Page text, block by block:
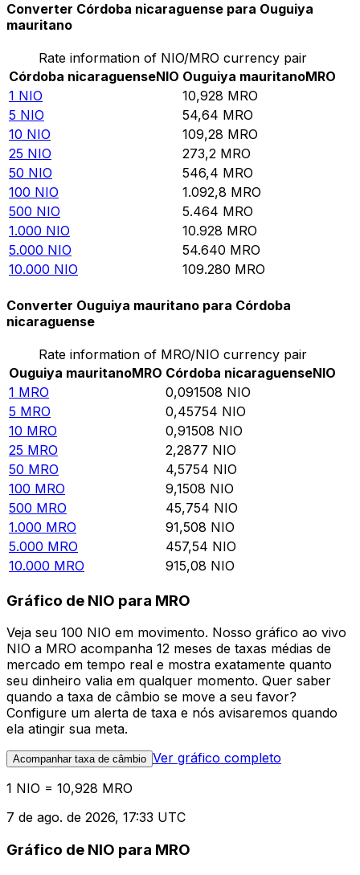
Converter Córdoba nicaraguense para Ouguiya
mauritano
Rate information of NIO/MRO currency pair
Córdoba nicaraguenseNIO Ouguiya mauritanoMRO
1 NIO 10,928 MRO
5 NIO 54,64 MRO
10 NIO 109,28 MRO
25 NIO 273,2 MRO
50 NIO 546,4 MRO
100 NIO 1.092,8 MRO
500 NIO 5.464 MRO
1.000 NIO 10.928 MRO
5.000 NIO 54.640 MRO
10.000 NIO 109.280 MRO
Converter Ouguiya mauritano para Córdoba
nicaraguense
Rate information of MRO/NIO currency pair
Ouguiya mauritanoMRO Córdoba nicaraguenseNIO
1 MRO 0,091508 NIO
5 MRO 0,45754 NIO
10 MRO 0,91508 NIO
25 MRO 2,2877 NIO
50 MRO 4,5754 NIO
100 MRO 9,1508 NIO
500 MRO 45,754 NIO
1.000 MRO 91,508 NIO
5.000 MRO 457,54 NIO
10.000 MRO 915,08 NIO
Gráfico de NIO para MRO
Veja seu 100 NIO em movimento. Nosso gráfico ao vivo
NIO a MRO acompanha 12 meses de taxas médias de
mercado em tempo real e mostra exatamente quanto
seu dinheiro valia em qualquer momento. Quer saber
quando a taxa de câmbio se move a seu favor?
Configure um alerta de taxa e nós avisaremos quando
ela atingir sua meta.
Acompanhar taxa de câmbio Ver gráfico completo
1 NIO = 10,928 MRO
7 de ago. de 2026, 17:33 UTC
Gráfico de NIO para MRO